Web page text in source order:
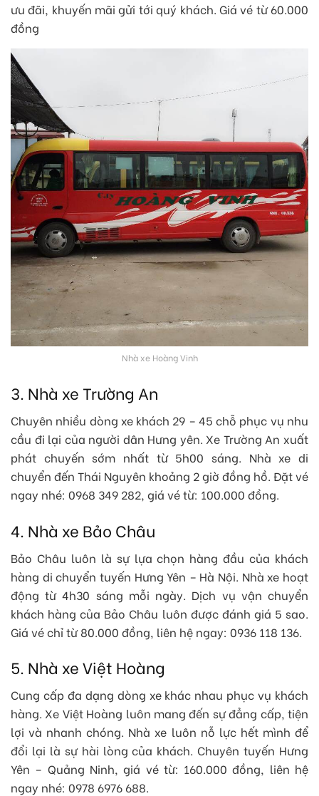
ưu đãi, khuyến mãi gửi tới quý khách. Giá vé từ 60.000
đồng
Nhà xe Hoàng Vinh
3. Nhà xe Trường An
Chuyên nhiều dòng xe khách 29 – 45 chỗ phục vụ nhu
cầu đi lại của người dân Hưng yên. Xe Trường An xuất
phát chuyến sớm nhất từ 5h00 sáng. Nhà xe di
chuyển đến Thái Nguyên khoảng 2 giờ đồng hồ. Đặt vé
ngay nhé: 0968 349 282, giá vé từ: 100.000 đồng.
4. Nhà xe Bảo Châu
Bảo Châu luôn là sự lựa chọn hàng đầu của khách
hàng di chuyển tuyến Hưng Yên – Hà Nội. Nhà xe hoạt
động từ 4h30 sáng mỗi ngày. Dịch vụ vận chuyển
khách hàng của Bảo Châu luôn được đánh giá 5 sao.
Giá vé chỉ từ 80.000 đồng, liên hệ ngay: 0936 118 136.
5. Nhà xe Việt Hoàng
Cung cấp đa dạng dòng xe khác nhau phục vụ khách
hàng. Xe Việt Hoàng luôn mang đến sự đẳng cấp, tiện
lợi và nhanh chóng. Nhà xe luôn nỗ lực hết mình để
đổi lại là sự hài lòng của khách. Chuyên tuyến Hưng
Yên – Quảng Ninh, giá vé từ: 160.000 đồng, liên hệ
ngay nhé: 0978 6976 688.